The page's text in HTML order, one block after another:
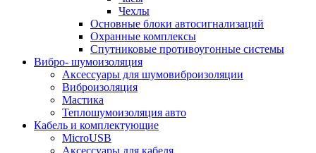
Чехлы
Основные блоки автосигнализаций
Охранные комплексы
Спутниковые противоугонные системы
Вибро- шумоизоляция
Аксессуары для шумовиброизоляции
Виброизоляция
Мастика
Теплошумоизоляция авто
Кабель и комплектующие
MicroUSB
Аксессуары для кабеля